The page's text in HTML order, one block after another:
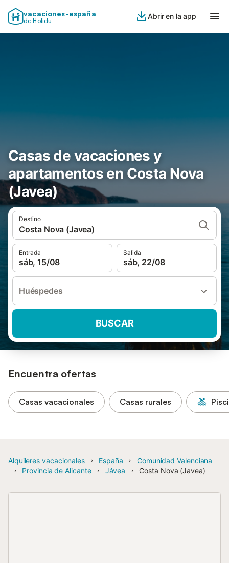
vacaciones-españa
de Holidu
Abrir en la app
Casas de vacaciones y
apartamentos en Costa Nova
(Javea)
Destino
Costa Nova (Javea)
Entrada
sáb, 15/08
Salida
sáb, 22/08
Huéspedes
BUSCAR
Encuentra ofertas
Casas vacacionales Casas rurales
Alquileres vacacionales España
Comunidad Valenciana
Provincia de Alicante
Jávea Costa Nova (Javea)